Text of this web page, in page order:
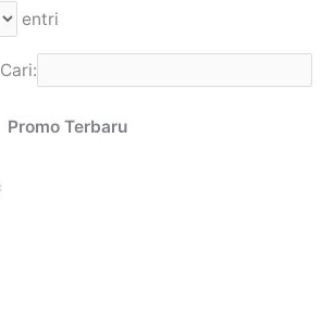
entri
Cari:
Promo Terbaru